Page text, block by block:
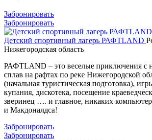
Забронировать
Забронировать
Детский спортивный лагерь РАФТLAND
Нижегородская область
РАФТLAND – это веселые приключения с
сплав на рафтах по реке Нижегородской
(начальная туристическая подготовка),
купания, дискотека, посещение
зверинец …. и главное, никаких
и Макдоналдса!
Забронировать
Забронировать